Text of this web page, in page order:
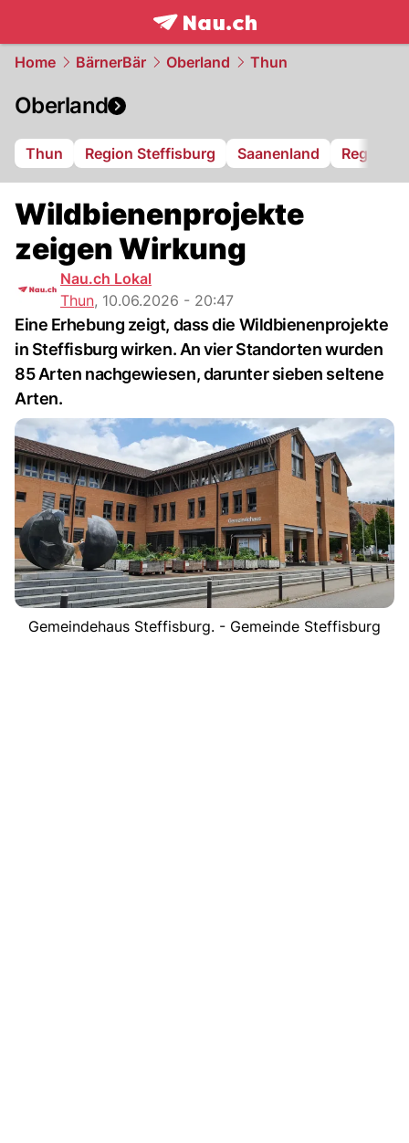
frontpage.NAU.ch
Home BärnerBär Oberland Thun
Oberland
Thun Region Steffisburg Saanenland Region
Wildbienenprojekte
zeigen Wirkung
Nau.ch Lokal
Thun, 10.06.2026 - 20:47
Eine Erhebung zeigt, dass die Wildbienenprojekte
in Steffisburg wirken. An vier Standorten wurden
85 Arten nachgewiesen, darunter sieben seltene
Arten.
Gemeindehaus Steffisburg. - Gemeinde Steffisburg